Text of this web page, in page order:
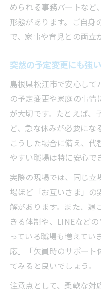
められる事務パートなど
形態があります。ご自身
で、家事や育児との両立
突然の予定変更にも強
島根県松江市で安心して
の予定変更や家庭の事
が大切です。たとえば、
ど、急な休みが必要にな
こうした場合に備え、
やすい職場は特に安心で
実際の現場では、同じ立
場ほど「お互いさま」の
解があります。また、週
きる体制や、LINEなど
っている職場も増えてい
応」「欠員時のサポート
てみると良いでしょう。
注意点として、柔軟な対